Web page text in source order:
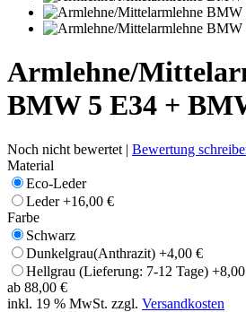
Armlehne/
BMW 5 E34 +
Noch nicht bewertet | Bewertung
Material
Eco-Leder
Leder+16,00 €
Farbe
Schwarz
Dunkelgrau(Anthrazit) +4,00 €
Hellgrau (Lieferung: 7-12 Tage)
ab 88,00 €
inkl. 19 % MwSt. zzgl. Versandkosten